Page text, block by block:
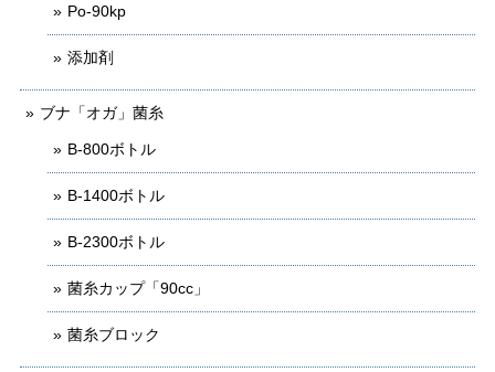
Po-90kp
添加剤
ブナ「オガ」菌糸
B-800ボトル
B-1400ボトル
B-2300ボトル
菌糸カップ「90cc」
菌糸ブロック